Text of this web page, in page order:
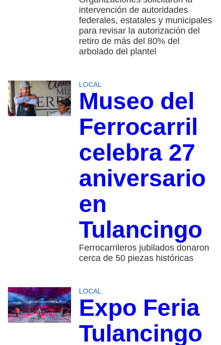
intervención de autoridades
federales, estatales y municipales
para revisar la autorización del
retiro de más del 80% del
arbolado del plantel
LOCAL
Museo del
Ferrocarril
celebra 27
aniversario
en
Tulancingo
Ferrocarrileros jubilados donaron
cerca de 50 piezas históricas
LOCAL
Expo Feria
Tulancingo